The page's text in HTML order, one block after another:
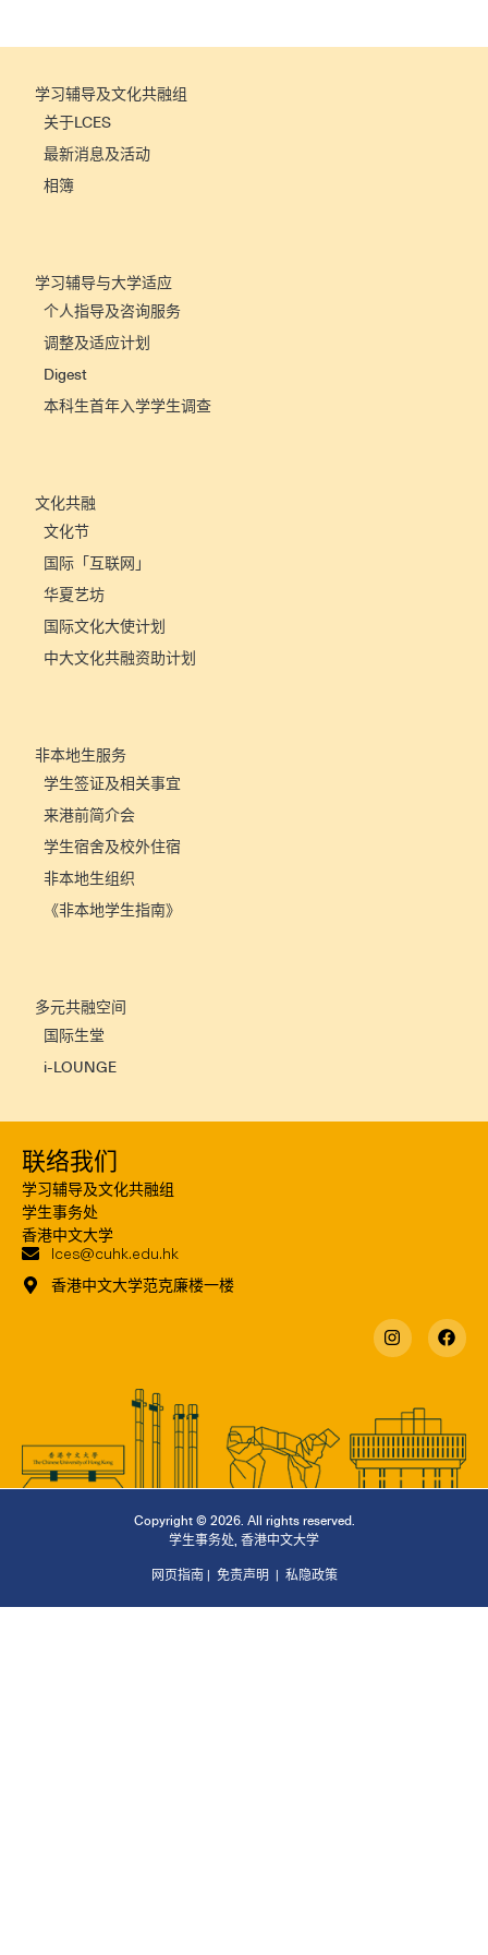
学习辅导及文化共融组
关于LCES
最新消息及活动
相簿
学习辅导与大学适应
个人指导及咨询服务
调整及适应计划
Digest
本科生首年入学学生调查
文化共融
文化节
国际「互联网」
华夏艺坊
国际文化大使计划
中大文化共融资助计划
非本地生服务
学生签证及相关事宜
来港前简介会
学生宿舍及校外住宿
非本地生组织
《非本地学生指南》
多元共融空间
国际生堂
i-LOUNGE
联络我们
学习辅导及文化共融组
学生事务处
香港中文大学
lces@cuhk.edu.hk
香港中文大学范克廉楼一楼
Copyright © 2026. All rights reserved.
学生事务处, 香港中文大学
网页指南| 免责声明 | 私隐政策